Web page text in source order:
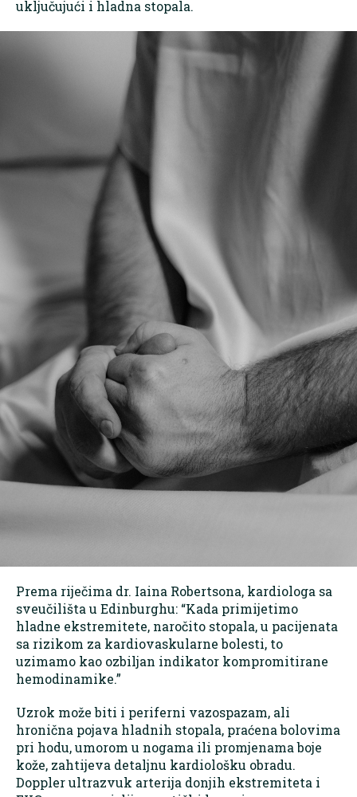
uključujući i hladna stopala.
Prema riječima dr. Iaina Robertsona, kardiologa sa
sveučilišta u Edinburghu: “Kada primijetimo
hladne ekstremitete, naročito stopala, u pacijenata
sa rizikom za kardiovaskularne bolesti, to
uzimamo kao ozbiljan indikator kompromitirane
hemodinamike.”
Uzrok može biti i periferni vazospazam, ali
hronična pojava hladnih stopala, praćena bolovima
pri hodu, umorom u nogama ili promjenama boje
kože, zahtijeva detaljnu kardiološku obradu.
Doppler ultrazvuk arterija donjih ekstremiteta i